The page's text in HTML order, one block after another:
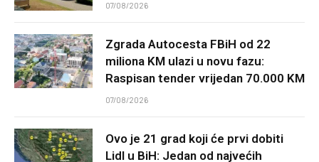
07/08/2026
Zgrada Autocesta FBiH od 22
miliona KM ulazi u novu fazu:
Raspisan tender vrijedan 70.000 KM
07/08/2026
Ovo je 21 grad koji će prvi dobiti
Lidl u BiH: Jedan od najvećih